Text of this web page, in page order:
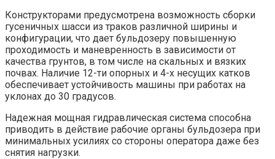
Конструкторами предусмотрена возможность сборки
гусеничных шасси из траков различной ширины и
конфигурации, что дает бульдозеру повышенную
проходимость и маневренность в зависимости от
качества грунтов, в том числе на скальных и вязких
почвах. Наличие 12-ти опорных и 4-х несущих катков
обеспечивает устойчивость машины при работах на
уклонах до 30 градусов.
Надежная мощная гидравлическая система способна
приводить в действие рабочие органы бульдозера при
минимальных усилиях со стороны оператора даже без
снятия нагрузки.